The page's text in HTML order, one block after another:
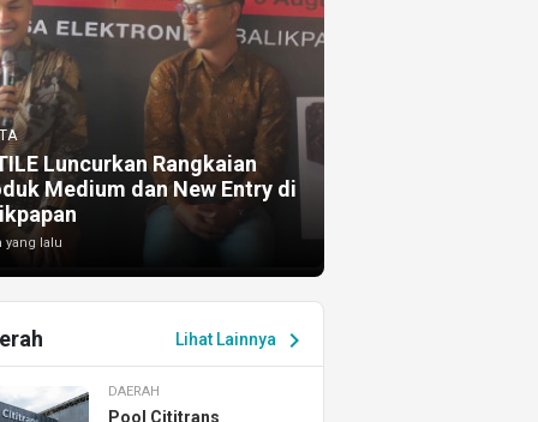
Luncurkan Rangkaian
Medium dan New Entry di
yang lalu
Lihat Lainnya chevron_right
DAERAH
Pool Cititrans